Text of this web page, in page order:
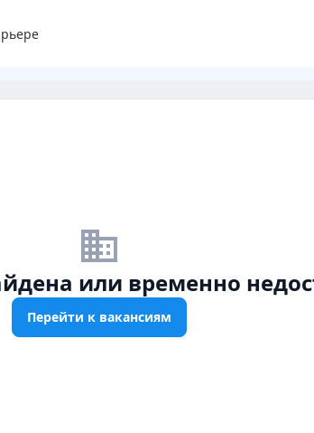
business_off
или временно
Перейти к вакансиям